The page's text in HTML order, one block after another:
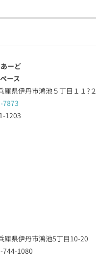
ーど
ース
庫県伊丹市鴻池５丁目１１?
7873
1203
庫県伊丹市鴻池5丁目10-20
744-1080